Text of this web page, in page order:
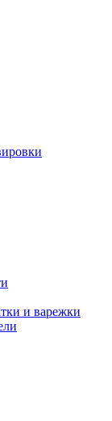
и варежки